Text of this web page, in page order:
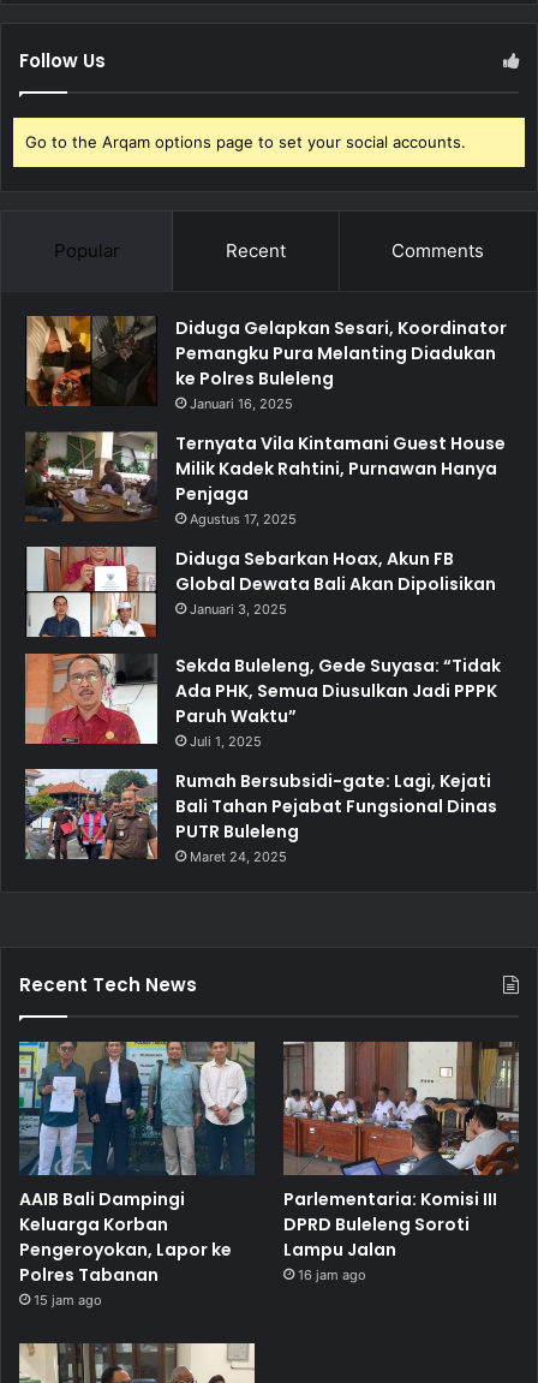
Follow Us
Go to the Arqam options page to set your social accounts.
Popular Recent Comments
Diduga Gelapkan Sesari, Koordinator
Pemangku Pura Melanting Diadukan
ke Polres Buleleng
Januari 16, 2025
Ternyata Vila Kintamani Guest House
Milik Kadek Rahtini, Purnawan Hanya
Penjaga
Agustus 17, 2025
Diduga Sebarkan Hoax, Akun FB
Global Dewata Bali Akan Dipolisikan
Januari 3, 2025
Sekda Buleleng, Gede Suyasa: “Tidak
Ada PHK, Semua Diusulkan Jadi PPPK
Paruh Waktu”
Juli 1, 2025
Rumah Bersubsidi-gate: Lagi, Kejati
Bali Tahan Pejabat Fungsional Dinas
PUTR Buleleng
Maret 24, 2025
Recent Tech News
AAIB Bali Dampingi
Keluarga Korban
Pengeroyokan, Lapor ke
Polres Tabanan
15 jam ago
Parlementaria: Komisi III
DPRD Buleleng Soroti
Lampu Jalan
16 jam ago